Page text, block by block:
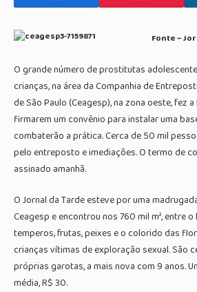
Fonte –
O grande número de prostitutas
crianças, na área da Companhia de
de São Paulo (Ceagesp), na zona oeste, fez
firmarem um convênio para instalar uma
combaterão a prática. Cerca de 50 mil
pelo entreposto e imediações. O termo de
assinado amanhã.
O Jornal da Tarde esteve por uma
Ceagesp e encontrou nos 760 mil m², entre
temperos, frutas, peixes e o colorido das
crianças vítimas de exploração sexual. São
próprias garotas, a mais nova com 9 anos.
média, R$ 30.